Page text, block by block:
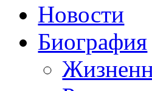
Новости
Биография